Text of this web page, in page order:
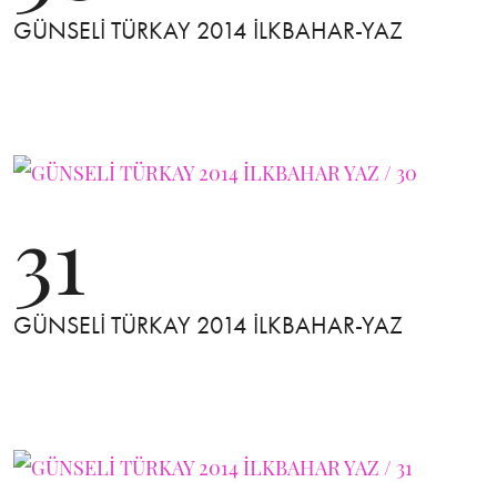
GÜNSELİ TÜRKAY 2014 İLKBAHAR-YAZ
31
GÜNSELİ TÜRKAY 2014 İLKBAHAR-YAZ